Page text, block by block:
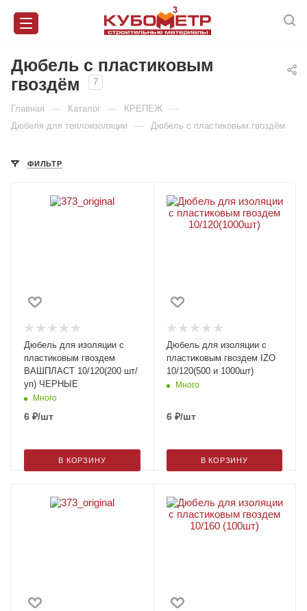
Дюбель с пластиковым
гвоздём
7
Главная — Каталог — КРЕПЕЖ —
Дюбеля для теплоизоляции — Дюбель с пластиковым гвоздём
ФИЛЬТР
Дюбель для изоляции с
пластиковым гвоздем
ВАШПЛАСТ 10/120(200 шт/
уп) ЧЕРНЫЕ
Много
6 ₽/шт
В КОРЗИНУ
Дюбель для изоляции с
пластиковым гвоздем IZO
10/120(500 и 1000шт)
Много
6₽/шт
В КОРЗИНУ